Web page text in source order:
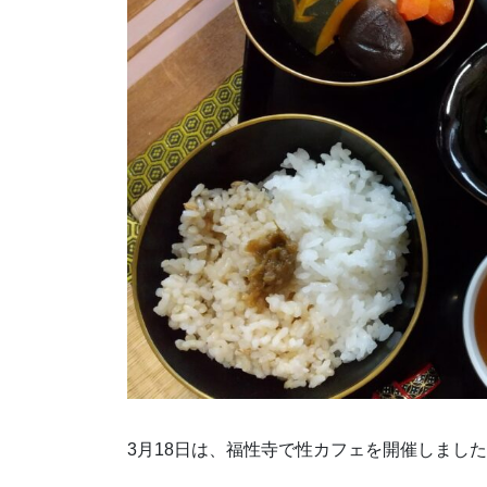
3月18日は、福性寺で性カフェを開催しまし